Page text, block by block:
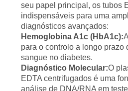
seu papel principal, os tubos
indispensáveis para uma
diagnósticos avançados:
Hemoglobina A1c (HbA1c):
para o controlo a longo prazo
sangue no diabetes.
Diagnóstico Molecular:O
EDTA centrifugados é uma
análise de DNA/RNA em